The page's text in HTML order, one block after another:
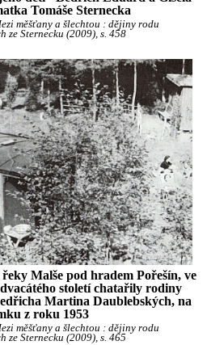
Tomáše Sternecka
měšťany a šlechtou : dějiny rodu
ze Sternecku (2009), s. 458
Malše pod hradem Pořešín, ve
století chatařily rodiny
Martina Daublebských, na
z roku 1953
měšťany a šlechtou : dějiny rodu
ze Sternecku (2009), s. 465